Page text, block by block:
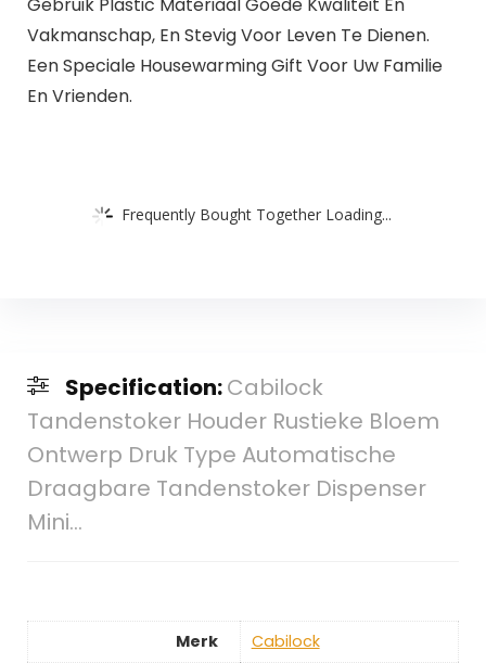
Vakmanschap, En Stevig Voor Leven Te Dienen.
Een Speciale Housewarming Gift Voor Uw Familie
En Vrienden.
Frequently Bought Together Loading...
Specification:Cabilock
Tandenstoker Houder Rustieke Bloem
Ontwerp Druk Type Automatische
Draagbare Tandenstoker Dispenser
Mini…
Merk
‎Cabilock